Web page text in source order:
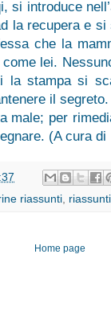
si introduce
la recupera e
che la
lei.
la stampa si
il
male; per
(A cura
riassunti riassunti
Home page